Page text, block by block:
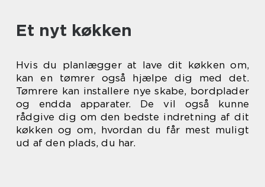
Et nyt køkken
Hvis du planlægger at lave dit køkken om,
kan en tømrer også hjælpe dig med det.
Tømrere kan installere nye skabe, bordplader
og endda apparater. De vil også kunne
rådgive dig om den bedste indretning af dit
køkken og om, hvordan du får mest muligt
ud af den plads, du har.